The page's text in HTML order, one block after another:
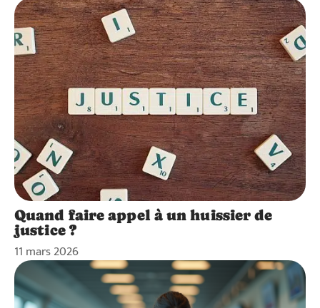
Quand faire appel à un huissier de
justice ?
11 mars 2026